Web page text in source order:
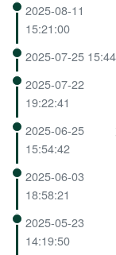
2025-08-11
15:21:00
2025-07-25
2025-07-22
19:22:41
2025-06-25
15:54:42
2025-06-03
18:58:21
2025-05-23
14:19:50